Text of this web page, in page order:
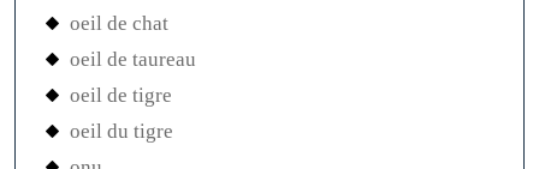
oeil de chat
oeil de taureau
oeil de tigre
oeil du tigre